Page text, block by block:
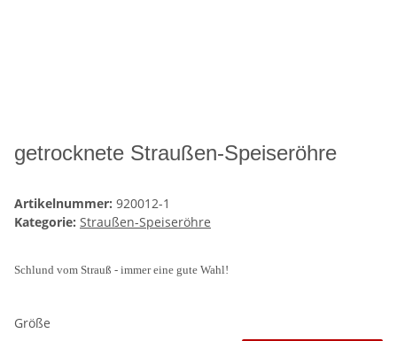
getrocknete Straußen-Speiseröhre
Artikelnummer: 920012-1
Kategorie: Straußen-Speiseröhre
Schlund vom Strauß - immer eine gute Wahl!
Größe